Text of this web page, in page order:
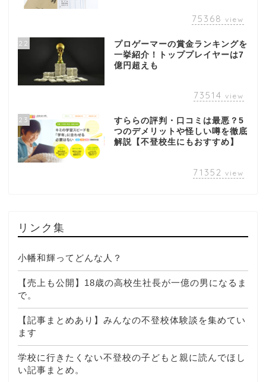
75368 view
22
プロゲーマーの賞金ランキングを
一挙紹介！トッププレイヤーは7
億円超えも
73514 view
23
すららの評判・口コミは最悪？5
つのデメリットや怪しい噂を徹底
解説【不登校生にもおすすめ】
71352 view
リンク集
小幡和輝ってどんな人？
【売上も公開】18歳の高校生社長が一億の男になるま
で。
【記事まとめあり】みんなの不登校体験談を集めてい
ます
学校に行きたくない不登校の子どもと親に読んでほし
い記事まとめ。